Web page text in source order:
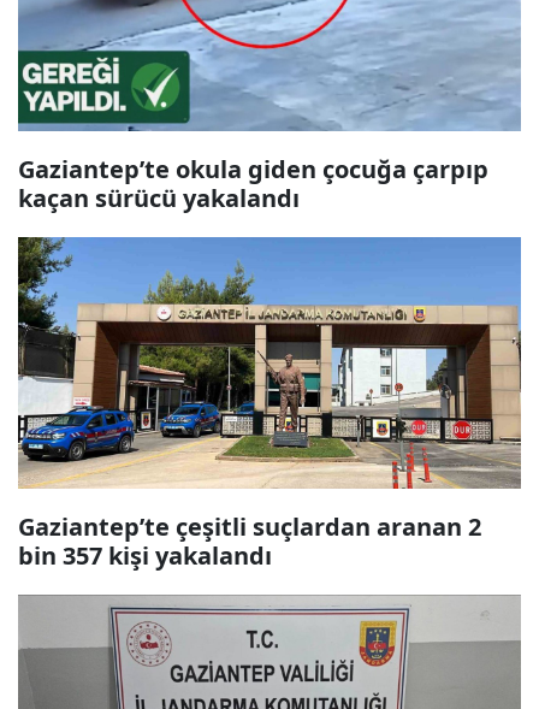
Gaziantep’te okula giden çocuğa çarpıp
kaçan sürücü yakalandı
Gaziantep’te çeşitli suçlardan aranan 2
bin 357 kişi yakalandı